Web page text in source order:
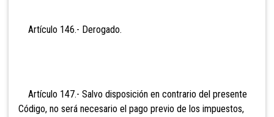
Artículo 146.- Derogado.
Artículo 147.- Salvo disposición en contrario del presente
Código, no será necesario el pago previo de los impuestos,